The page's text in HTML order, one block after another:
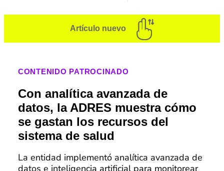
Artículo nuevo
CONTENIDO PATROCINADO
Con analítica avanzada de
datos, la ADRES muestra cómo
se gastan los recursos del
sistema de salud
La entidad implementó analítica avanzada de